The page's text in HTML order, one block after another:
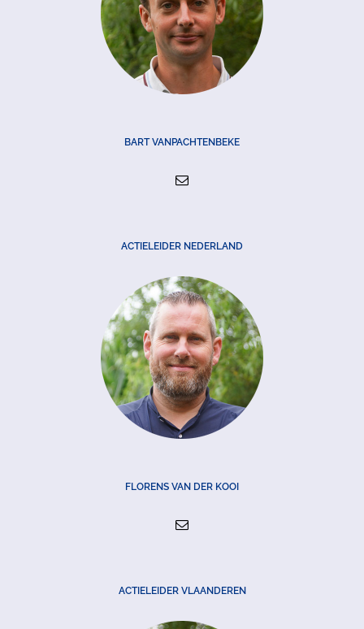
BART VANPACHTENBEKE
ACTIELEIDER NEDERLAND
FLORENS VAN DER KOOI
ACTIELEIDER VLAANDEREN